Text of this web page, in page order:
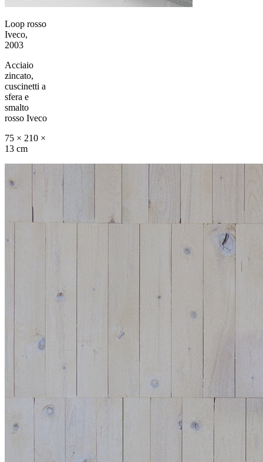
Loop rosso
Iveco,
2003
Acciaio
zincato,
cuscinetti a
sfera e
smalto
rosso Iveco
75 × 210 ×
13 cm